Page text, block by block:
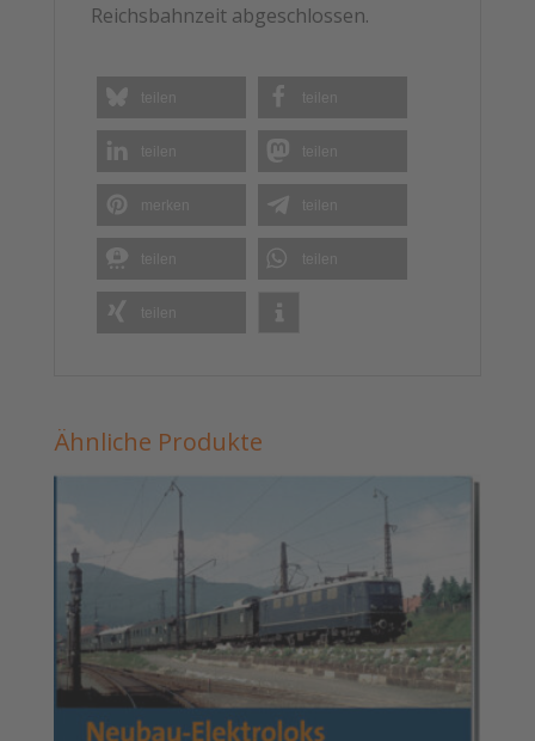
Reichsbahnzeit abgeschlossen.
teilen teilen
teilen teilen
teilen
teilen teilen
teilen
Ähnliche Produkte